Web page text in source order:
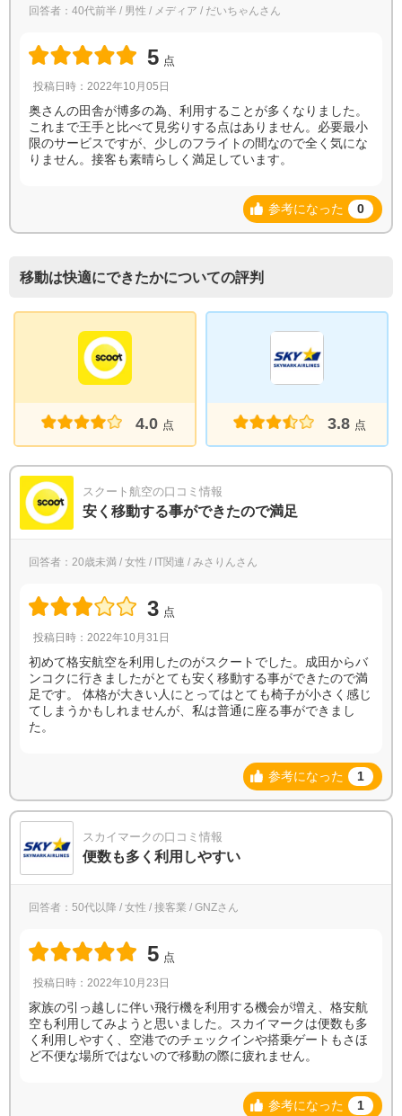
回答者：40代前半 / 男性 / メディア / だいちゃんさん
5 点
投稿日時：2022年10月05日
奥さんの田舎が博多の為、利用することが多くなりました。
これまで王手と比べて見劣りする点はありません。必要最小
限のサービスですが、少しのフライトの間なので全く気にな
りません。接客も素晴らしく満足しています。
参考になった 0
移動は快適にできたかについての評判
4.0 点 3.8 点
スクート航空の口コミ情報
安く移動する事ができたので満足
回答者：20歳未満 / 女性 / IT関連 / みさりんさん
3 点
投稿日時：2022年10月31日
初めて格安航空を利用したのがスクートでした。成田からバ
ンコクに行きましたがとても安く移動する事ができたので満
足です。 体格が大きい人にとってはとても椅子が小さく感じ
てしまうかもしれませんが、私は普通に座る事ができまし
た。
参考になった 1
スカイマークの口コミ情報
便数も多く利用しやすい
回答者：50代以降 / 女性 / 接客業 / GNZさん
5 点
投稿日時：2022年10月23日
家族の引っ越しに伴い飛行機を利用する機会が増え、格安航
空も利用してみようと思いました。スカイマークは便数も多
く利用しやすく、空港でのチェックインや搭乗ゲートもさほ
ど不便な場所ではないので移動の際に疲れません。
参考になった 1